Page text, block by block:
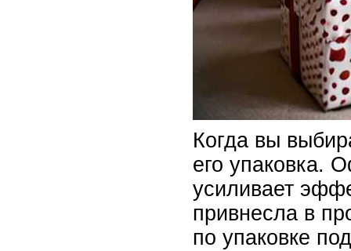
Когда вы
его упаковка.
усиливает
привнесла в
по упаковке